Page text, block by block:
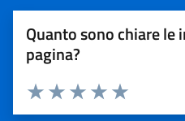
Quanto sono chiare
pagina?
Valuta 5
Valuta 4 stelle
Valuta 3 stelle su 5
Valuta 2 stelle su 5
Valuta 1 stelle su 5